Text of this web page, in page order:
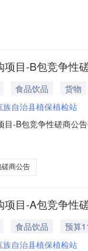
0.168发布日期：
目-B包竞争性
食品饮品 货物
族自治县植保植检站
-B包竞争性磋商公
06月04日09:00至
磋商公告
目-A包竞争性
食品饮品
预算
族自治县植保植检站